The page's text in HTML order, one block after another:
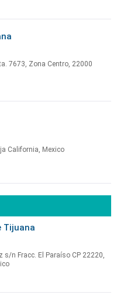
7673, Zona Centro, 22000
California, Mexico
Tijuana
s/n Fracc. El Paraíso CP 22220,